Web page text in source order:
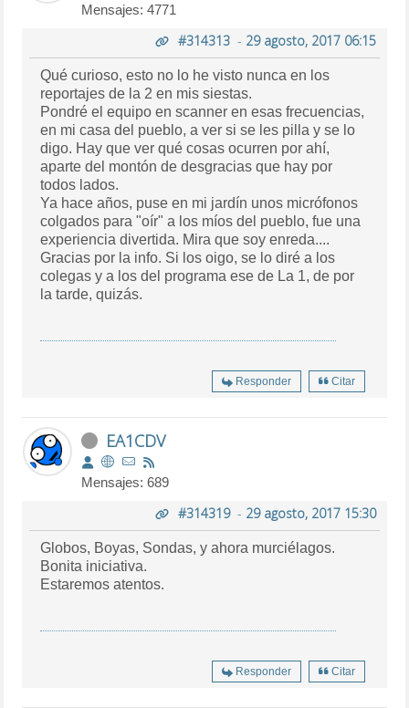
Mensajes: 4771
#314313- 29 agosto, 2017 06:15
Qué curioso, esto no lo he visto nunca en los
reportajes de la 2 en mis siestas.
Pondré el equipo en scanner en esas frecuencias,
en mi casa del pueblo, a ver si se les pilla y se lo
digo. Hay que ver qué cosas ocurren por ahí,
aparte del montón de desgracias que hay por
todos lados.
Ya hace años, puse en mi jardín unos micrófonos
colgados para "oír" a los míos del pueblo, fue una
experiencia divertida. Mira que soy enreda....
Gracias por la info. Si los oigo, se lo diré a los
colegas y a los del programa ese de La 1, de por
la tarde, quizás.
Responder Citar
EA1CDV
Mensajes: 689
#314319- 29 agosto, 2017 15:30
Globos, Boyas, Sondas, y ahora murciélagos.
Bonita iniciativa.
Estaremos atentos.
Responder Citar